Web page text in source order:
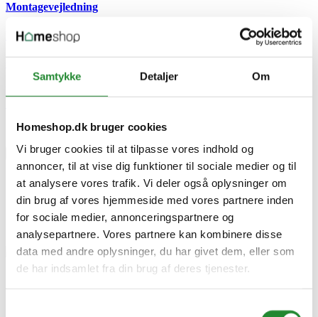
Samtykke Detaljer Om
Homeshop.dk bruger cookies
Vi bruger cookies til at tilpasse vores indhold og
annoncer, til at vise dig funktioner til sociale medier og til
at analysere vores trafik. Vi deler også oplysninger om
din brug af vores hjemmeside med vores partnere inden
for sociale medier, annonceringspartnere og
analysepartnere. Vores partnere kan kombinere disse
data med andre oplysninger, du har givet dem, eller som
de har indsamlet fra din brug af deres tjenester.
Montagevejledning
Download (2.45MB)
Ingen kundeanmeldelser for øjeblikket
IBF Fortovskantsten - 12/15x30x100 Cm Lige Grå
IBF Fortovskantsten -